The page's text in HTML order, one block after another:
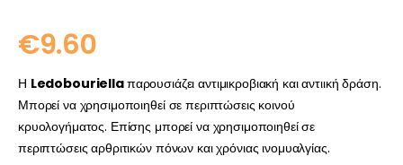
€9.60
Η Ledobouriellaπαρουσιάζει αντιμικροβιακή και αντιική δράση.
Μπορεί να χρησιμοποιηθεί σε περιπτώσεις κοινού
κρυολογήματος. Επίσης μπορεί να χρησιμοποιηθεί σε
περιπτώσεις αρθριτικών πόνων και χρόνιας ινομυαλγίας.